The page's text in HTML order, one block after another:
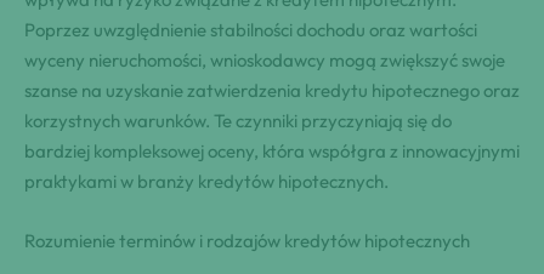
Poprzez uwzględnienie stabilności dochodu oraz wartości
wyceny nieruchomości, wnioskodawcy mogą zwiększyć swoje
szanse na uzyskanie zatwierdzenia kredytu hipotecznego oraz
korzystnych warunków. Te czynniki przyczyniają się do
bardziej kompleksowej oceny, która współgra z innowacyjnymi
praktykami w branży kredytów hipotecznych.
Rozumienie terminów i rodzajów kredytów hipotecznych